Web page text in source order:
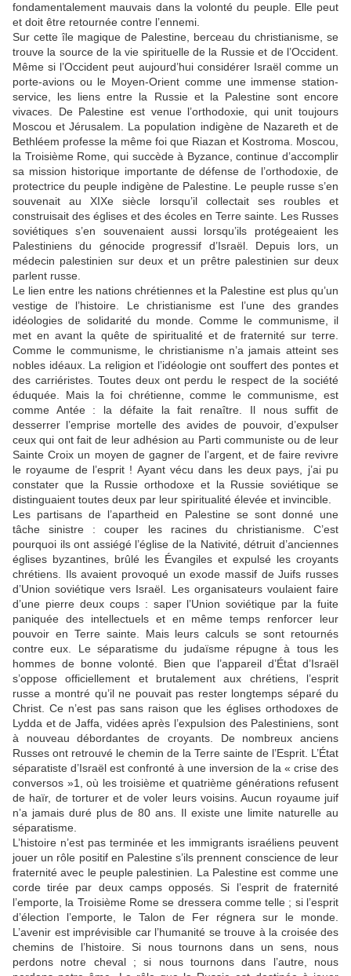
fondamentalement mauvais dans la volonté du peuple. Elle peut
et doit être retournée contre l’ennemi.
Sur cette île magique de Palestine, berceau du christianisme, se
trouve la source de la vie spirituelle de la Russie et de l’Occident.
Même si l’Occident peut aujourd’hui considérer Israël comme un
porte-avions ou le Moyen-Orient comme une immense station-
service, les liens entre la Russie et la Palestine sont encore
vivaces. De Palestine est venue l’orthodoxie, qui unit toujours
Moscou et Jérusalem. La population indigène de Nazareth et de
Bethléem professe la même foi que Riazan et Kostroma. Moscou,
la Troisième Rome, qui succède à Byzance, continue d’accomplir
sa mission historique importante de défense de l’orthodoxie, de
protectrice du peuple indigène de Palestine. Le peuple russe s’en
souvenait au XIXe siècle lorsqu’il collectait ses roubles et
construisait des églises et des écoles en Terre sainte. Les Russes
soviétiques s’en souvenaient aussi lorsqu’ils protégeaient les
Palestiniens du génocide progressif d’Israël. Depuis lors, un
médecin palestinien sur deux et un prêtre palestinien sur deux
parlent russe.
Le lien entre les nations chrétiennes et la Palestine est plus qu’un
vestige de l’histoire. Le christianisme est l’une des grandes
idéologies de solidarité du monde. Comme le communisme, il
met en avant la quête de spiritualité et de fraternité sur terre.
Comme le communisme, le christianisme n’a jamais atteint ses
nobles idéaux. La religion et l’idéologie ont souffert des pontes et
des carriéristes. Toutes deux ont perdu le respect de la société
éduquée. Mais la foi chrétienne, comme le communisme, est
comme Antée : la défaite la fait renaître. Il nous suffit de
desserrer l’emprise mortelle des avides de pouvoir, d’expulser
ceux qui ont fait de leur adhésion au Parti communiste ou de leur
Sainte Croix un moyen de gagner de l’argent, et de faire revivre
le royaume de l’esprit ! Ayant vécu dans les deux pays, j’ai pu
constater que la Russie orthodoxe et la Russie soviétique se
distinguaient toutes deux par leur spiritualité élevée et invincible.
Les partisans de l’apartheid en Palestine se sont donné une
tâche sinistre : couper les racines du christianisme. C’est
pourquoi ils ont assiégé l’église de la Nativité, détruit d’anciennes
églises byzantines, brûlé les Évangiles et expulsé les croyants
chrétiens. Ils avaient provoqué un exode massif de Juifs russes
d’Union soviétique vers Israël. Les organisateurs voulaient faire
d’une pierre deux coups : saper l’Union soviétique par la fuite
paniquée des intellectuels et en même temps renforcer leur
pouvoir en Terre sainte. Mais leurs calculs se sont retournés
contre eux. Le séparatisme du judaïsme répugne à tous les
hommes de bonne volonté. Bien que l’appareil d’État d’Israël
s’oppose officiellement et brutalement aux chrétiens, l’esprit
russe a montré qu’il ne pouvait pas rester longtemps séparé du
Christ. Ce n’est pas sans raison que les églises orthodoxes de
Lydda et de Jaffa, vidées après l’expulsion des Palestiniens, sont
à nouveau débordantes de croyants. De nombreux anciens
Russes ont retrouvé le chemin de la Terre sainte de l’Esprit. L’État
séparatiste d’Israël est confronté à une inversion de la « crise des
conversos »1, où les troisième et quatrième générations refusent
de haïr, de torturer et de voler leurs voisins. Aucun royaume juif
n’a jamais duré plus de 80 ans. Il existe une limite naturelle au
séparatisme.
L’histoire n’est pas terminée et les immigrants israéliens peuvent
jouer un rôle positif en Palestine s’ils prennent conscience de leur
fraternité avec le peuple palestinien. La Palestine est comme une
corde tirée par deux camps opposés. Si l’esprit de fraternité
l’emporte, la Troisième Rome se dressera comme telle ; si l’esprit
d’élection l’emporte, le Talon de Fer régnera sur le monde.
L’avenir est imprévisible car l’humanité se trouve à la croisée des
chemins de l’histoire. Si nous tournons dans un sens, nous
perdons notre cheval ; si nous tournons dans l’autre, nous